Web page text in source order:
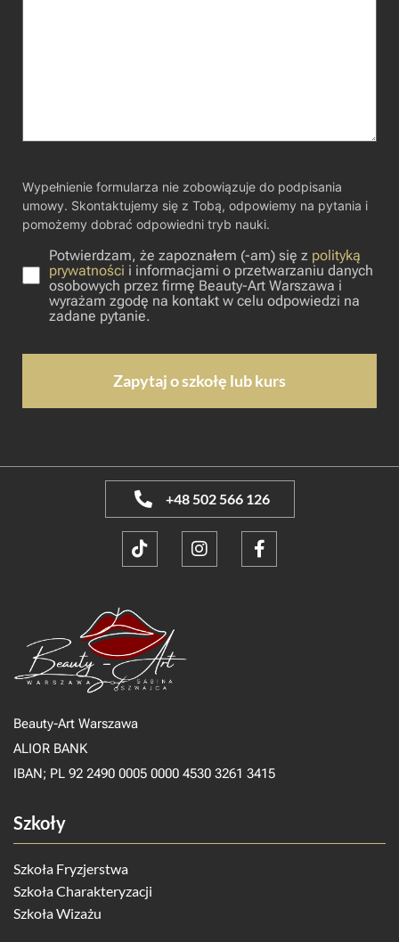
Wypełnienie formularza nie zobowiązuje do podpisania
umowy. Skontaktujemy się z Tobą, odpowiemy na pytania i
pomożemy dobrać odpowiedni tryb nauki.
Potwierdzam, że zapoznałem (-am) się z polityką
prywatności i informacjami o przetwarzaniu danych
osobowych przez firmę Beauty-Art Warszawa i
wyrażam zgodę na kontakt w celu odpowiedzi na
zadane pytanie.
+48 502 566 126
Beauty-Art Warszawa
ALIOR BANK
IBAN; PL 92 2490 0005 0000 4530 3261 3415
Szkoły
Szkoła Fryzjerstwa
Szkoła Charakteryzacji
Szkoła Wizażu